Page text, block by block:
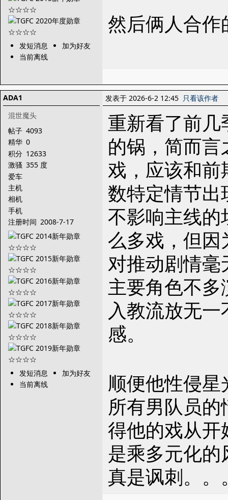
发短消息
加为好友
当前离线
然后俩人合
ADA1
混世魔头
帖子 4093
精华 0
积分 12633
激骚 355 度
爱车
主机
相机
手机
注册时间 2008-7-17
发短消息
加为好友
当前离线
发表于 2026-6-2 12:45 只看该作者
重新看了前
的锅，简而
戏，应该和
数特定情节
不影响主线
么多戏，但
对推动剧情
主要角色不
入教流放无
感。
顺便他性侵
所有男队员
得他的戏从
是乘多元化
真是讽刺。。